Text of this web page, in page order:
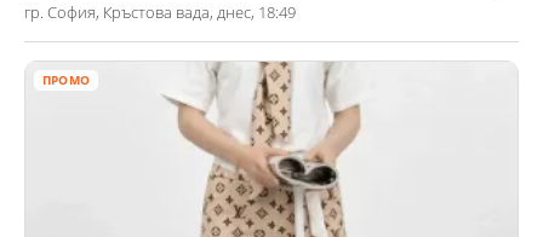
гр. София, Кръстова вада, днес, 18:49
ПРОМО